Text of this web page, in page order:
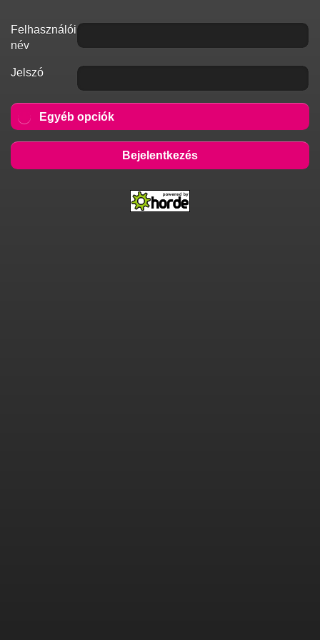
Felhasználói
név
Jelszó
Egyéb opciók
Bejelentkezés